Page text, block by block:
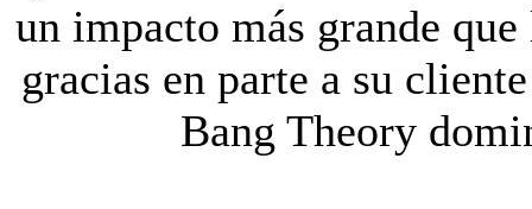
un impacto más grande
gracias en parte a su
Bang Theory